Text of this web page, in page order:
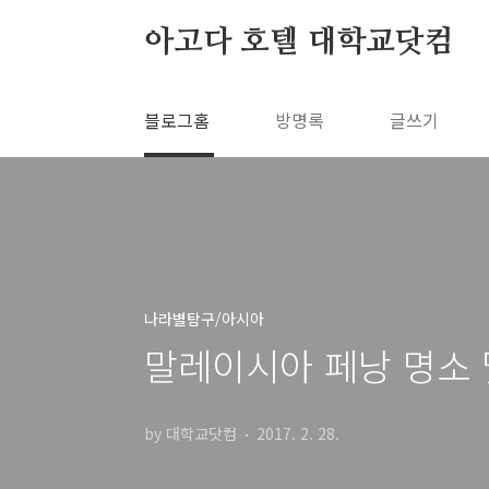
아고다 호텔 대학교닷컴
블로그홈 방명록 글쓰기
나라별탐구/아시아
말레이시아 페낭 명소
by 대학교닷컴 2017. 2. 28.